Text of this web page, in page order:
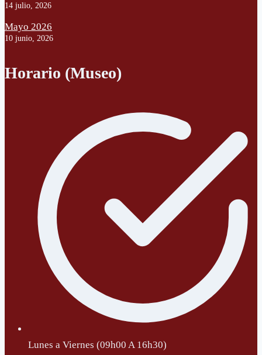
14 julio, 2026
Mayo 2026
10 junio, 2026
Horario (Museo)
Lunes a Viernes (09h00 A 16h30)